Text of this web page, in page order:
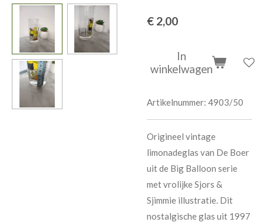
€ 2,00
In
winkelwagen
Artikelnummer: 4903/50
Origineel vintage
limonadeglas van De Boer
uit de Big Balloon serie
met vrolijke Sjors &
Sjimmie illustratie. Dit
nostalgische glas uit 1997